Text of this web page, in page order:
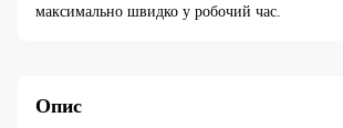
максимально швидко у робочий час.
Опис